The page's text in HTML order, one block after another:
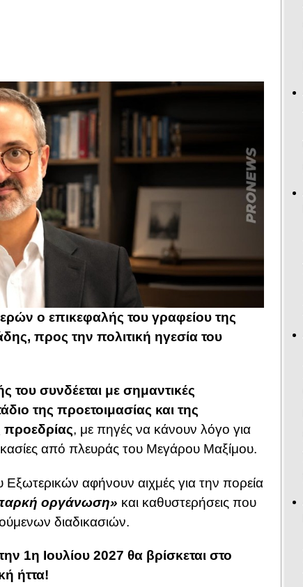
ο επικεφαλής του γραφείου της
προς την πολιτική ηγεσία του
συνδέεται με σημαντικές
της προετοιμασίας και της
προεδρίας, με πηγές να κάνουν λόγο για
από πλευράς του Μεγάρου Μαξίμου.
αφήνουν αιχμές για την πορεία
οργάνωση» και καθυστερήσεις που
διαδικασιών.
1η Ιουλίου 2027 θα βρίσκεται στο
ήττα!